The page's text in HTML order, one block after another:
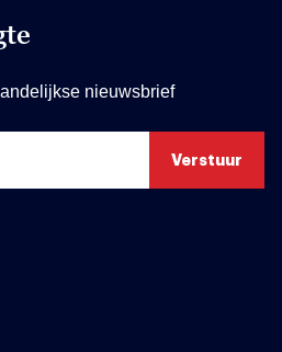
nieuwsbrief